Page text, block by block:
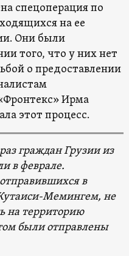
спецоперация по
на ее
Они были
того, что у них нет
о предоставлении
Ирма
этот процесс.
граждан Грузии из
в феврале.
в
Мемингем, не
на территорию
были отправлены